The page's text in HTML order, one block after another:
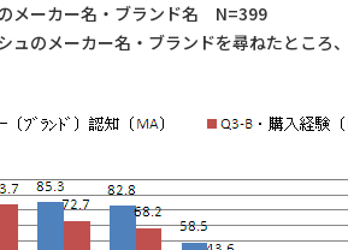
メーカー名・ブランド名 N=399
ュのメーカー名・ブランドを尋ねたところ